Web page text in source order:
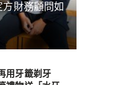
財務顧問如
用牙籤剃牙